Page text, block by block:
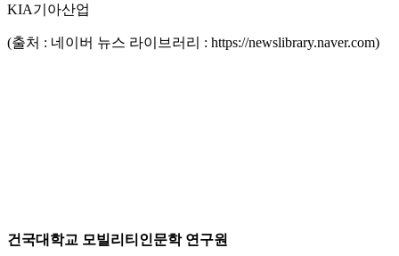
KIA기아산업
(출처 : 네이버 뉴스 라이브러리 : https://newslibrary.naver.com)
건국대학교 모빌리티인문학 연구원